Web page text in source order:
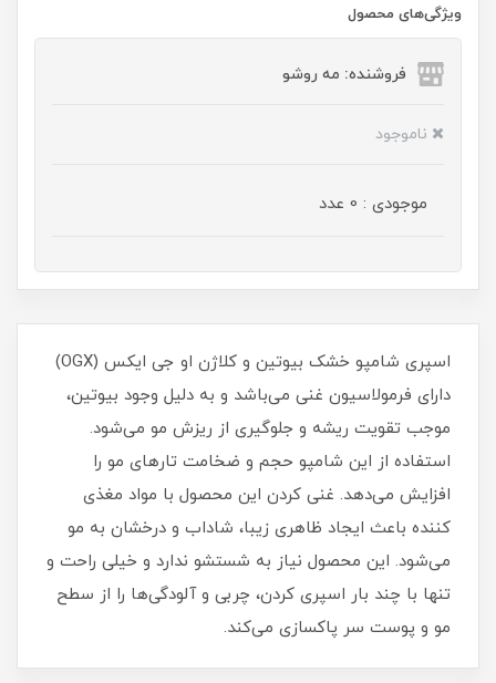
ویژگی‌های محصول
فروشنده: مه رو‌شو
ناموجود
موجودی : 0 عدد
اسپری شامپو خشک بیوتین و کلاژن او جی ایکس (OGX)
دارای فرمولاسیون غنی می‌باشد و به دلیل وجود بیوتین،
موجب تقویت ریشه و جلوگیری از ریزش مو می‌شود.
استفاده از این شامپو حجم و ضخامت تارهای مو را
افزایش می‌دهد. غنی کردن این محصول با مواد مغذی
کننده باعث ایجاد ظاهری زیبا، شاداب و درخشان به مو
می‌شود. این محصول نیاز به شستشو ندارد و خیلی راحت و
تنها با چند بار اسپری کردن، چربی و آلودگی‌ها را از سطح
مو و پوست سر پاکسازی می‌کند.